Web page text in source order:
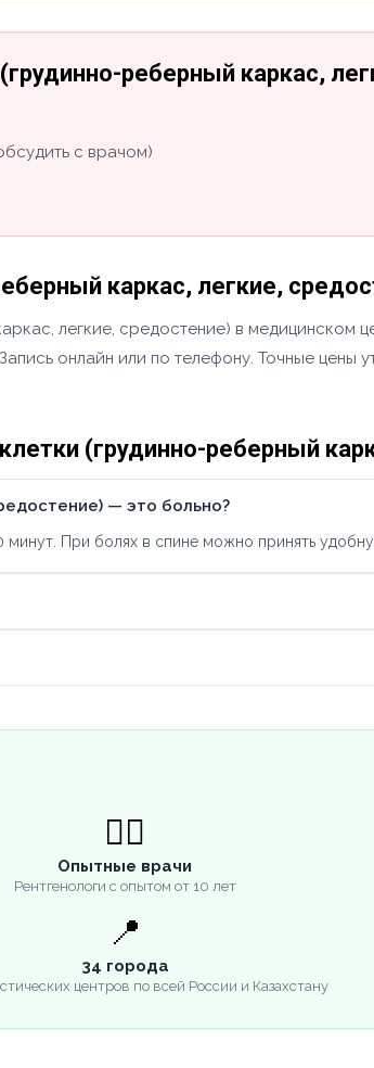
реберный каркас,
с врачом)
каркас, легкие,
легкие, средостение) в
онлайн или по телефону. Точные цены
(грудинно-реберный
— это больно?
При болях в спине можно принять
👨‍⚕️
Опытные врачи
Рентгенологи с опытом от 10 лет
📍
34 города
центров по всей России и Казахстану